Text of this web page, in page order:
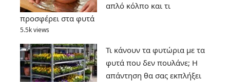
απλό κόλπο και τι
προσφέρει στα φυτά
5.5k views
Τι κάνουν τα φυτώρια με τα
φυτά που δεν πουλάνε; Η
απάντηση θα σας εκπλήξει